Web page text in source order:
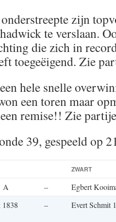
zijn
te verslaan.
die zich in
toegeëigend. Zie
hele snelle
een toren maar
remise!! Zie
39, gespeeld op
ZWART
A –
Egbert
– Evert Schmit